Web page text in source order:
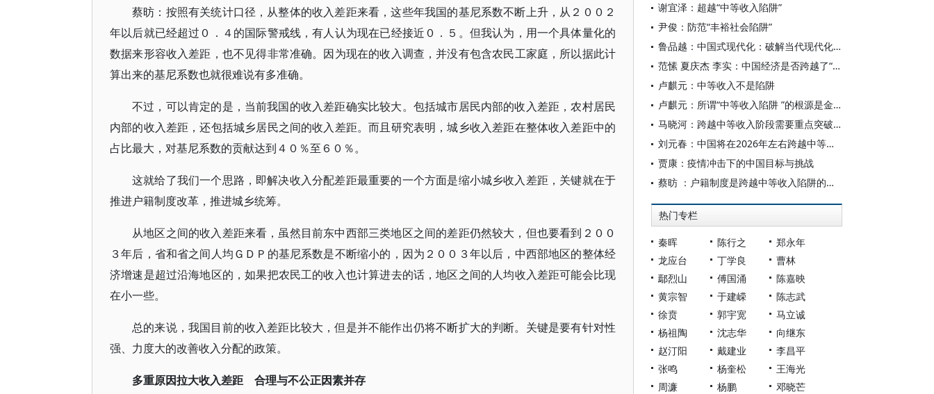
蔡昉：按照有关统计口径，从整体的收入差距来看，这些年我国的基尼系数不断上升，从２００２
年以后就已经超过０．４的国际警戒线，有人认为现在已经接近０．５。但我认为，用一个具体量化的
数据来形容收入差距，也不见得非常准确。因为现在的收入调查，并没有包含农民工家庭，所以据此计
算出来的基尼系数也就很难说有多准确。
不过，可以肯定的是，当前我国的收入差距确实比较大。包括城市居民内部的收入差距，农村居民
内部的收入差距，还包括城乡居民之间的收入差距。而且研究表明，城乡收入差距在整体收入差距中的
占比最大，对基尼系数的贡献达到４０％至６０％。
这就给了我们一个思路，即解决收入分配差距最重要的一个方面是缩小城乡收入差距，关键就在于
推进户籍制度改革，推进城乡统筹。
从地区之间的收入差距来看，虽然目前东中西部三类地区之间的差距仍然较大，但也要看到２００
３年后，省和省之间人均ＧＤＰ的基尼系数是不断缩小的，因为２００３年以后，中西部地区的整体经
济增速是超过沿海地区的，如果把农民工的收入也计算进去的话，地区之间的人均收入差距可能会比现
在小一些。
总的来说，我国目前的收入差距比较大，但是并不能作出仍将不断扩大的判断。关键是要有针对性
强、力度大的改善收入分配的政策。
多重原因拉大收入差距 合理与不公正因素并存
谢宜泽：超越“中等收入陷阱”
尹俊：防范“丰裕社会陷阱”
鲁品越：中国式现代化：破解当代现代化世界难题的中国方案
范愫 夏庆杰 李实：中国经济是否跨越了“中等收入陷阱”？1988-2018年城镇劳动力教育回报率分析
卢麒元：中等收入不是陷阱
卢麒元：所谓“中等收入陷阱 ”的根源是金融陷阱
马晓河：跨越中等收入阶段需要重点突破的领域
刘元春：中国将在2026年左右跨越中等收入陷阱
贾康：疫情冲击下的中国目标与挑战
蔡昉 ：户籍制度是跨越中等收入陷阱的重大挑战
热门专栏
秦晖 陈行之
郑永年
龙应台
丁学良
曹林
鄢烈山
傅国涌
陈嘉映
黄宗智
于建嵘
陈志武
徐贲
郭宇宽
马立诚
杨祖陶
沈志华
向继东
赵汀阳
戴建业
李昌平
张鸣
杨奎松
王海光
周濂
杨鹏
邓晓芒